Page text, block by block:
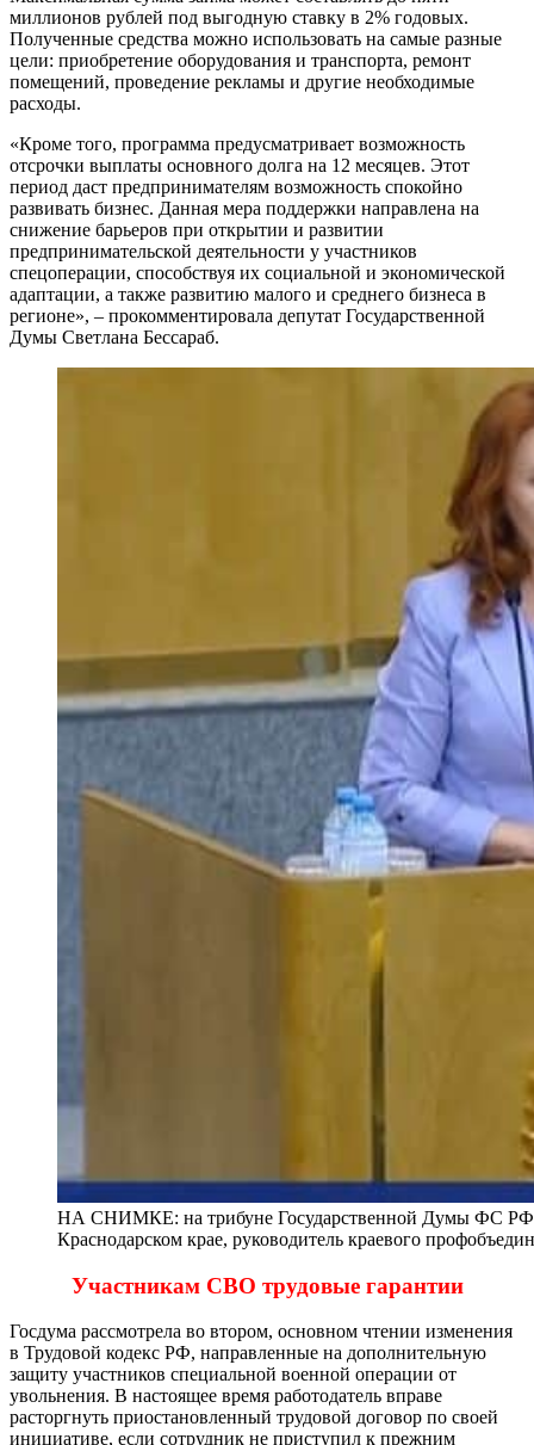
миллионов рублей под выгодную ставку в 2% годовых.
Полученные средства можно использовать на самые разные
цели: приобретение оборудования и транспорта, ремонт
помещений, проведение рекламы и другие необходимые
расходы.
«Кроме того, программа предусматривает возможность
отсрочки выплаты основного долга на 12 месяцев. Этот
период даст предпринимателям возможность спокойно
развивать бизнес. Данная мера поддержки направлена на
снижение барьеров при открытии и развитии
предпринимательской деятельности у участников
спецоперации, способствуя их социальной и экономической
адаптации, а также развитию малого и среднего бизнеса в
регионе», – прокомментировала депутат Государственной
Думы Светлана Бессараб.
НА СНИМКЕ: на трибуне Государственной Думы ФС РФ
Краснодарском крае, руководитель краевого
Участникам СВО трудовые гарантии
Госдума рассмотрела во втором, основном чтении изменения
в Трудовой кодекс РФ, направленные на дополнительную
защиту участников специальной военной операции от
увольнения. В настоящее время работодатель вправе
расторгнуть приостановленный трудовой договор по своей
инициативе, если сотрудник не приступил к прежним